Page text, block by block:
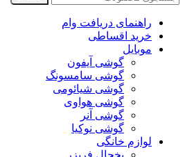
راهنمای دریافت وام
خرید اقساطی
موبایل
گوشی آیفون
گوشی سامسونگ
گوشی شیائومی
گوشی هواوی
گوشی آنر
گوشی نوکیا
لوازم خانگی
یخچال فریزر